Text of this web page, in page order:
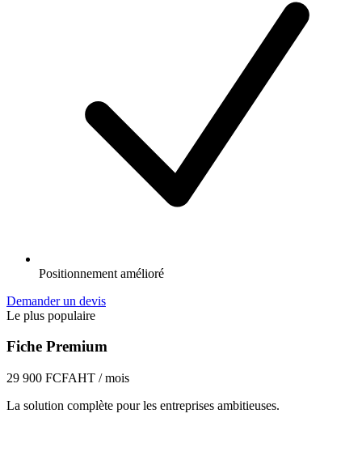
Positionnement amélioré
Demander un devis
Le plus populaire
Fiche Premium
29 900 FCFAHT / mois
La solution complète pour les entreprises ambitieuses.